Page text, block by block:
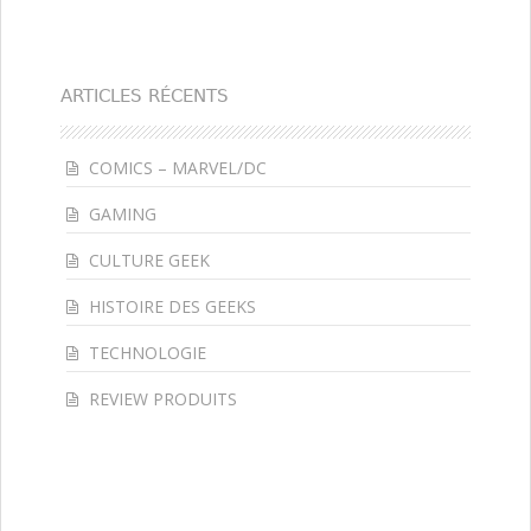
ARTICLES RÉCENTS
COMICS – MARVEL/DC
GAMING
CULTURE GEEK
HISTOIRE DES GEEKS
TECHNOLOGIE
REVIEW PRODUITS